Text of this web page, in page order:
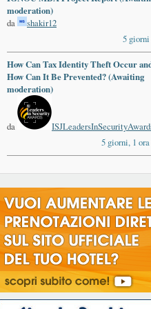
moderation)
da
shakir12
5
How Can Tax Identity Theft Occur
How Can It Be Prevented? (Awaiting
moderation)
da
5 giorni, 1